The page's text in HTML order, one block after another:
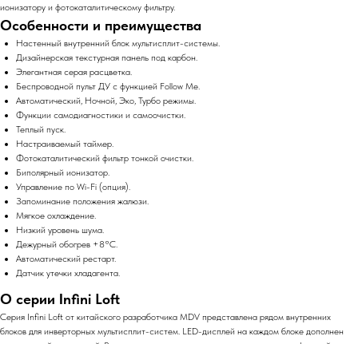
ионизатору и фотокаталитическому фильтру.
Особенности и преимущества
Настенный внутренний блок мультисплит-системы.
Дизайнерская текстурная панель под карбон.
Элегантная серая расцветка.
Беспроводной пульт ДУ с функцией Follow Me.
Автоматический, Ночной, Эко, Турбо режимы.
Функции самодиагностики и самоочистки.
Теплый пуск.
Настраиваемый таймер.
Фотокаталитический фильтр тонкой очистки.
Биполярный ионизатор.
Управление по Wi-Fi (опция).
Запоминание положения жалюзи.
Мягкое охлаждение.
Низкий уровень шума.
Дежурный обогрев +8°C.
Автоматический рестарт.
Датчик утечки хладагента.
О серии Infini Loft
Серия Infini Loft от китайского разработчика MDV представлена рядом внутренних
блоков для инверторных мультисплит-систем. LED-дисплей на каждом блоке дополнен